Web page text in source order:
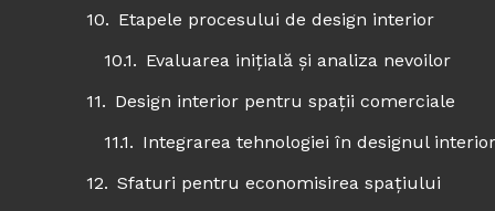
Etapele procesului de design interior
Evaluarea inițială și analiza nevoilor
Design interior pentru spații comerciale
Integrarea tehnologiei în designul interior
Sfaturi pentru economisirea spațiului